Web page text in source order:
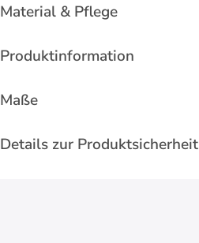
Material & Pflege
Produktinformation
Maße
Details zur Produktsicherheit